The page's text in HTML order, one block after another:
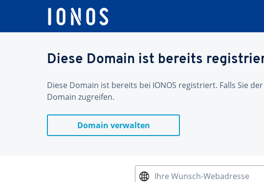
Diese Domain ist bereits
Diese Domain ist bereits bei IONOS registriert. Falls Sie
Domain zugreifen.
Domain verwalten
Ihre Wunsch-Webadresse